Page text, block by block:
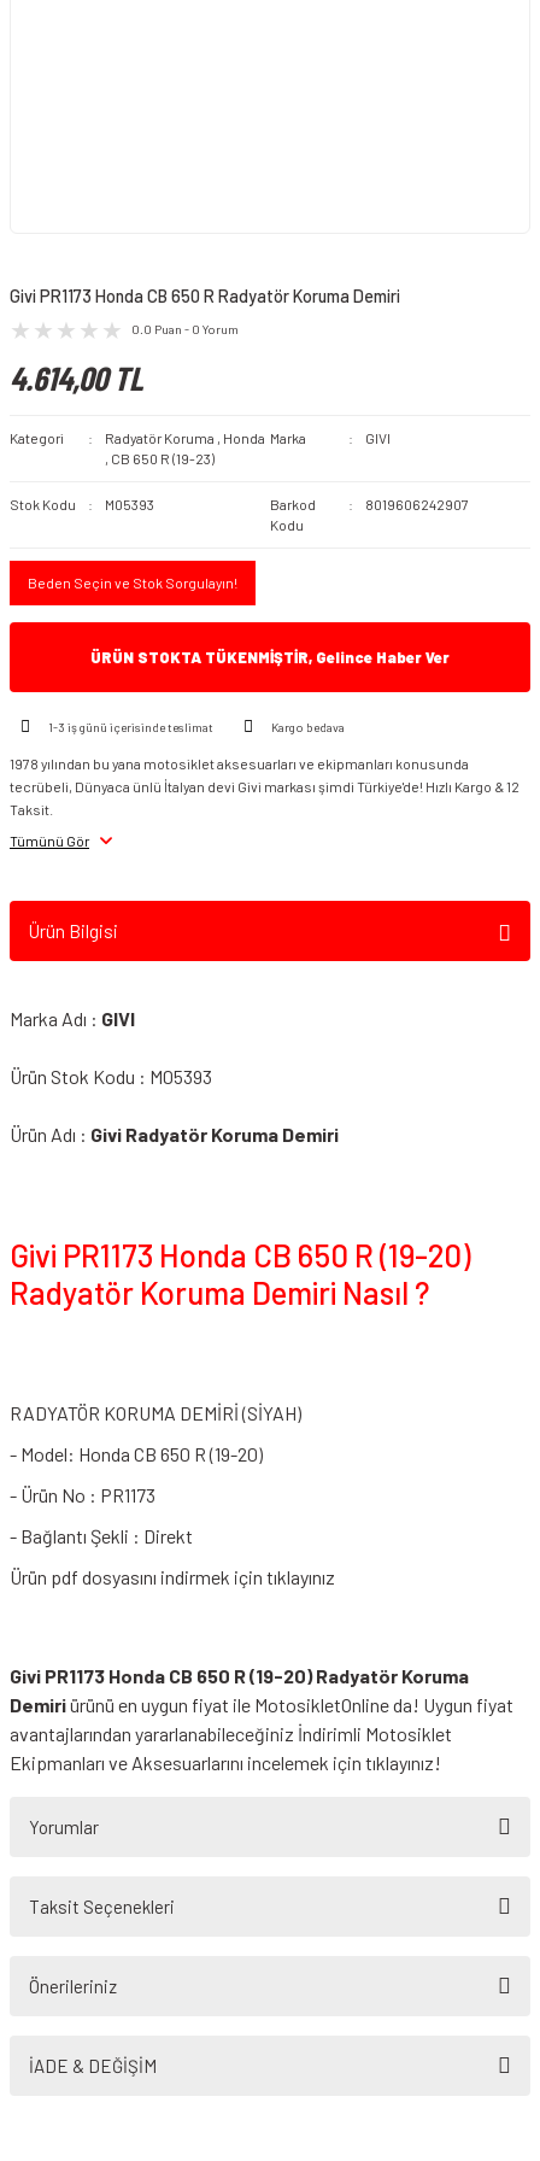
Givi PR1173 Honda CB 650 R Radyatör Koruma Demiri
0.0 Puan - 0 Yorum
4.614,00 TL
Kategori Radyatör Koruma , Honda
, CB 650 R (19-23)
Marka GIVI
Stok Kodu M05393
Barkod
Kodu
8019606242907
Beden Seçin ve Stok Sorgulayın!
ÜRÜN STOKTA TÜKENMİŞTİR, Gelince Haber Ver
1-3 iş günü içerisinde teslimat Kargo bedava
1978 yılından bu yana motosiklet aksesuarları ve ekipmanları konusunda
tecrübeli, Dünyaca ünlü İtalyan devi Givi markası şimdi Türkiye'de! Hızlı Kargo & 12
Taksit.
Tümünü Gör
Ürün Bilgisi
Marka Adı : GIVI
Ürün Stok Kodu : M05393
Ürün Adı : Givi Radyatör Koruma Demiri
Givi PR1173 Honda CB 650 R (19-20)
Radyatör Koruma Demiri Nasıl ?
RADYATÖR KORUMA DEMİRİ (SİYAH)
- Model: Honda CB 650 R (19-20)
- Ürün No : PR1173
- Bağlantı Şekli : Direkt
Ürün pdf dosyasını indirmek için tıklayınız
Givi PR1173 Honda CB 650 R (19-20) Radyatör Koruma
Demiriürünü en uygun fiyat ile MotosikletOnline da! Uygun fiyat
avantajlarından yararlanabileceğiniz İndirimli Motosiklet
Ekipmanları ve Aksesuarlarını incelemek için tıklayınız!
Yorumlar
Taksit Seçenekleri
Önerileriniz
yetersiz gördüğünüz noktaları öneri formunu kullanarak tarafımıza
İADE & DEĞİŞİM